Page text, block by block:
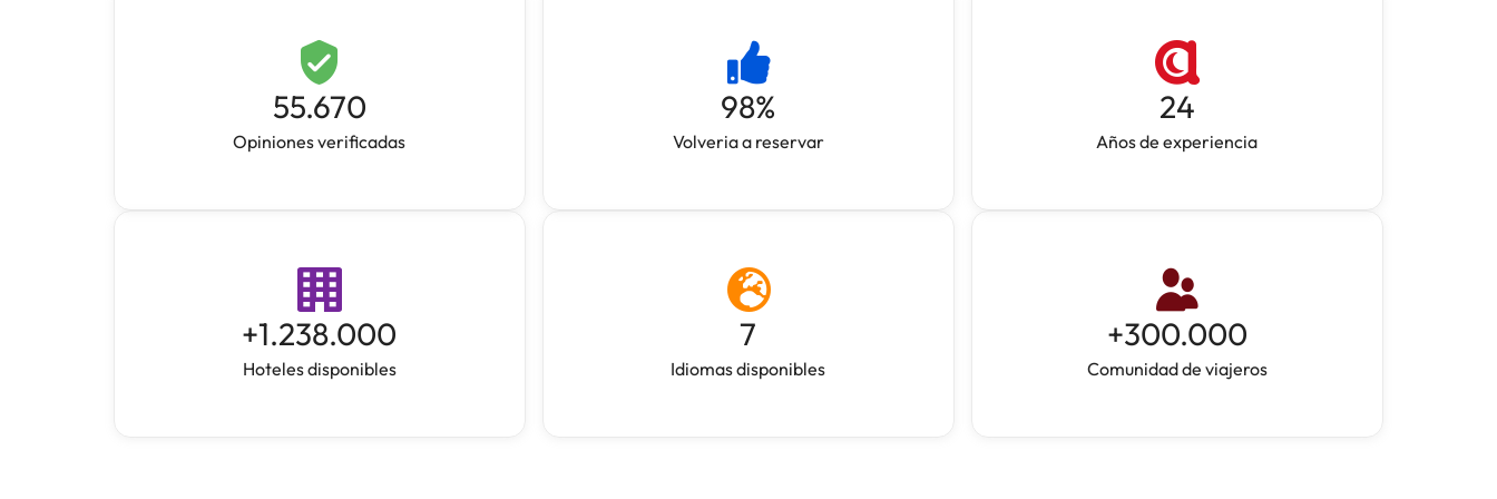
55.670
Opiniones verificadas
98%
Volveria a reservar
24
Años de experiencia
+1.238.000
Hoteles disponibles
7
Idiomas disponibles
+300.000
Comunidad de viajeros